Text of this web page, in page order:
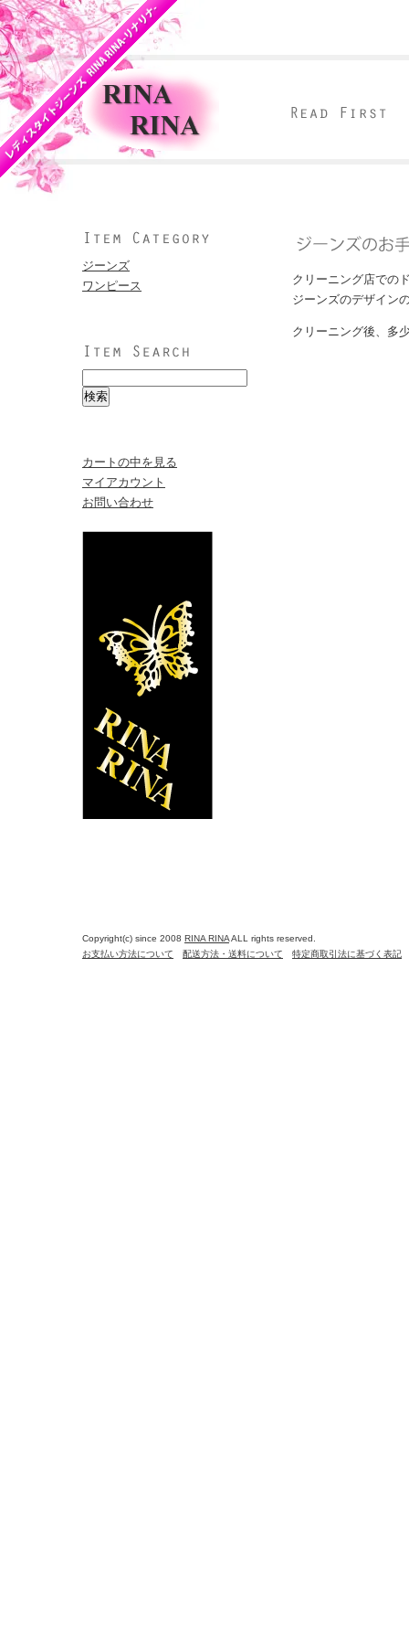
ジーンズ
ワンピース
カートの中を見る
マイアカウント
お問い合わせ
クリーニング店での
ジーンズのデザイン
クリーニング後、多
Copyright(c) since 2008 RINA RINAALL rights reserved.
お支払い方法について
配送方法・送料について 特定商取引法に基づく表記